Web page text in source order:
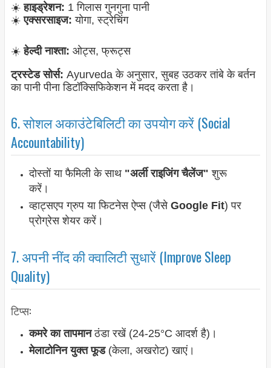
☀️हाइड्रेशन: 1 गिलास गुनगुना पानी
☀️एक्सरसाइज: योगा, स्ट्रेचिंग
☀️हेल्दी नाश्ता: ओट्स, फ्रूट्स
ट्रस्टेड सोर्स: Ayurveda के अनुसार, सुबह उठकर तांबे के बर्तन
का पानी पीना डिटॉक्सिफिकेशन में मदद करता है।
6. सोशल अकाउंटेबिलिटी का उपयोग करें (Social
Accountability)
दोस्तों या फैमिली के साथ "अर्ली राइजिंग चैलेंज" शुरू
करें।
व्हाट्सएप ग्रुप या फिटनेस ऐप्स (जैसे Google Fit) पर
प्रोग्रेस शेयर करें।
7. अपनी नींद की क्वालिटी सुधारें (Improve Sleep
Quality)
टिप्स:
कमरे का तापमानठंडा रखें (24-25°C आदर्श है)।
मेलाटोनिन युक्त फूड(केला, अखरोट) खाएं।